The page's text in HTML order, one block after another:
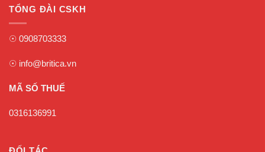
TỔNG ĐÀI CSKH
☉ 0908703333
☉ info@britica.vn
MÃ SỐ THUẾ
0316136991